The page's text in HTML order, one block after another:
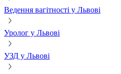
Ведення вагітності у Львові
Уролог у Львові
УЗД у Львові